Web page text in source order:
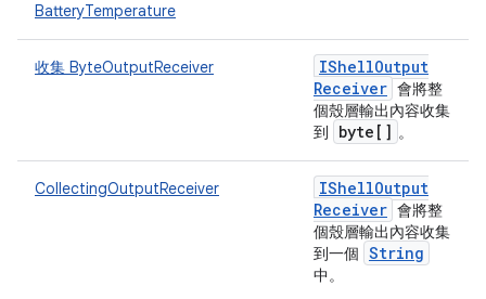
BatteryTemperature
收集 ByteOutputReceiver IShellOutput
Receiver 會將整
個殼層輸出內容收集
到
byte[] 。
CollectingOutputReceiver IShellOutput
Receiver 會將整
個殼層輸出內容收集
到一個 String
中。